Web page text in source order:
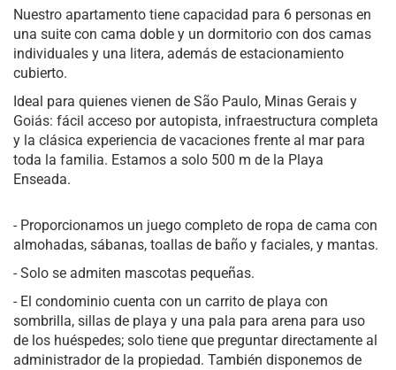
Nuestro apartamento tiene capacidad para 6 personas en
una suite con cama doble y un dormitorio con dos camas
individuales y una litera, además de estacionamiento
cubierto.
Ideal para quienes vienen de São Paulo, Minas Gerais y
Goiás: fácil acceso por autopista, infraestructura completa
y la clásica experiencia de vacaciones frente al mar para
toda la familia. Estamos a solo 500 m de la Playa
Enseada.
- Proporcionamos un juego completo de ropa de cama con
almohadas, sábanas, toallas de baño y faciales, y mantas.
- Solo se admiten mascotas pequeñas.
- El condominio cuenta con un carrito de playa con
sombrilla, sillas de playa y una pala para arena para uso
de los huéspedes; solo tiene que preguntar directamente al
administrador de la propiedad. También disponemos de